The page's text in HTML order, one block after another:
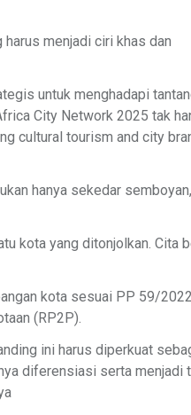
menjadi ciri khas dan
untuk menghadapi
City Network 2025 tak
cultural tourism and city
hanya sekedar semboyan,
kota yang ditonjolkan. Cita
kota sesuai PP 59/2022
(RP2P).
ini harus diperkuat
diferensiasi serta menjadi